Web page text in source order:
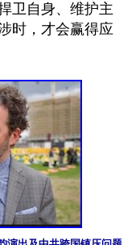
卫自身、维护主
时，才会赢得应